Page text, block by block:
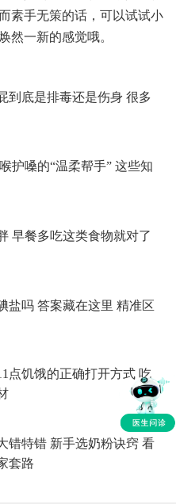
素手无策的话，可以试试小
然一新的感觉哦。
到底是排毒还是伤身 很多
护嗓的“温柔帮手” 这些知
早餐多吃这类食物就对了
盐吗 答案藏在这里 精准区
点饥饿的正确打开方式 吃
错特错 新手选奶粉诀窍 看
套路